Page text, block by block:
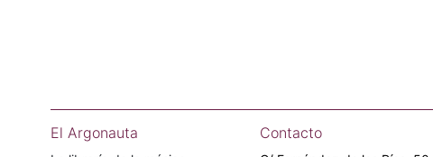
El Argonauta Contacto